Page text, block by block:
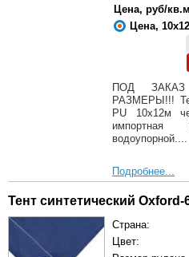
Цена, руб/
Цена,
ПОД
РАЗМЕРЫ!!!
PU 10х12м
импортная
водоупорной....
Подробнее...
Тент синтетический
Страна:
Цвет: